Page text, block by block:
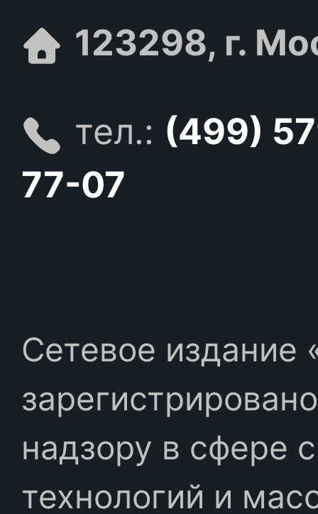
123298, г.
тел.: (499)
77-07
Сетевое издание
надзору в сфере
технологий и